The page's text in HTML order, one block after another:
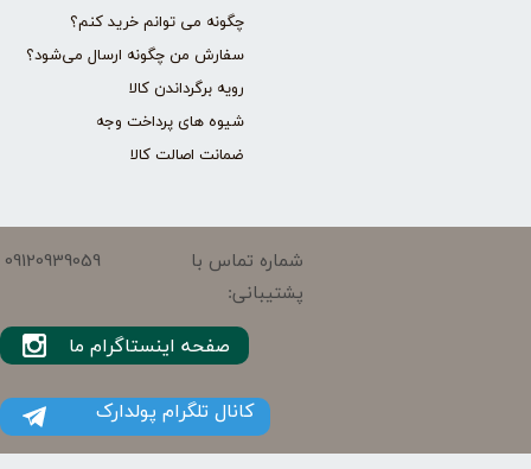
چگونه می توانم خرید کنم؟
سفارش من چگونه ارسال می‌شود؟
رویه برگرداندن کالا
شیوه های پرداخت وجه
ضمانت اصالت کالا
شماره تماس با
پشتیبانی:
09120939059
کانال تلگرام پولدارک
صفحه اینستاگرام ما